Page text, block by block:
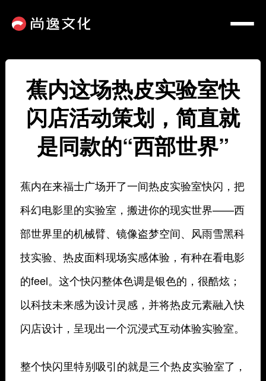
蕉内这场热皮实验室快
闪店活动策划，简直就
是同款的“西部世界”
蕉内在来福士广场开了一间热皮实验室快闪，把
科幻电影里的实验室，搬进你的现实世界——西
部世界里的机械臂、镜像盗梦空间、风雨雪黑科
技实验、热皮面料现场实感体验，有种在看电影
的feel。这个快闪整体色调是银色的，很酷炫；
以科技未来感为设计灵感，并将热皮元素融入快
闪店设计，呈现出一个沉浸式互动体验实验室。
整个快闪里特别吸引的就是三个热皮实验室了，